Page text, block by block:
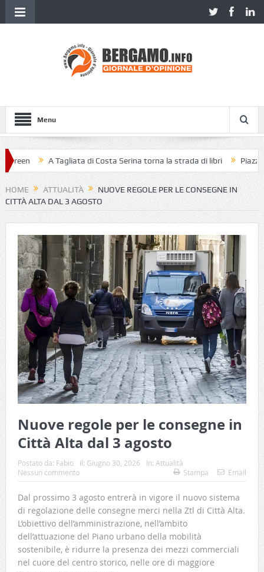
Menu
A Tagliata di Costa Serina torna la strada di libri Piazza
HOME ATTUALITÀ
NUOVE REGOLE PER LE CONSEGNE IN
CITTÀ ALTA DAL 3 AGOSTO
Nuove regole per le consegne in
Città Alta dal 3 agosto
Postato da: Fabio il: Giugno 30, 2026 In: Attualità
Nessun commento
Stampa Email
Dal prossimo 3 agosto entrerà in vigore il nuovo sistema
di regolazione delle consegne merci nella Ztl di Città Alta.
L’obiettivo dell’amministrazione, nell’ambito
dell’attuazione del Piano urbano della mobilità
sostenibile, è ridurre la presenza dei mezzi commerciali
nel cuore del centro storico, nelle ore di maggiore